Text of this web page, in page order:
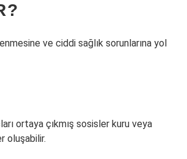
ve ciddi sağlık sorunlarına yol
ortaya çıkmış sosisler kuru veya
oluşabilir.